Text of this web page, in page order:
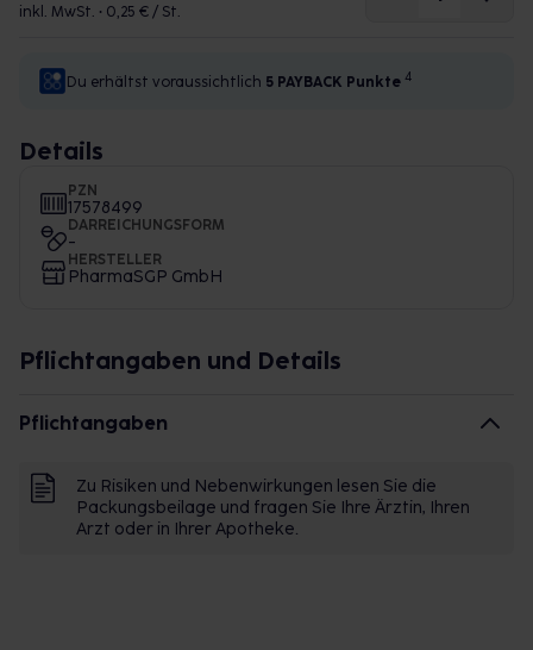
inkl. MwSt. • 0,25 € / St.
Du erhältst voraussichtlich 5 PAYBACK Punkte 4
Details
PZN
17578499
DARREICHUNGSFORM
-
HERSTELLER
PharmaSGP GmbH
Pflichtangaben und Details
Pflichtangaben
Zu Risiken und Nebenwirkungen lesen Sie die
Packungsbeilage und fragen Sie Ihre Ärztin, Ihren
Arzt oder in Ihrer Apotheke.